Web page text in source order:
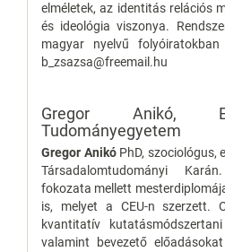
elméletek, az identitás relációs
és ideológia viszonya.
magyar nyelvű
b_zsazsa@freemail.hu
Gregor Anikó,
Tudományegyetem
Gregor Anikó PhD, szociológus,
Társadalomtudományi
fokozata mellett
is, melyet a CEU-n szerzett.
kvantitatív
valamint bevezető